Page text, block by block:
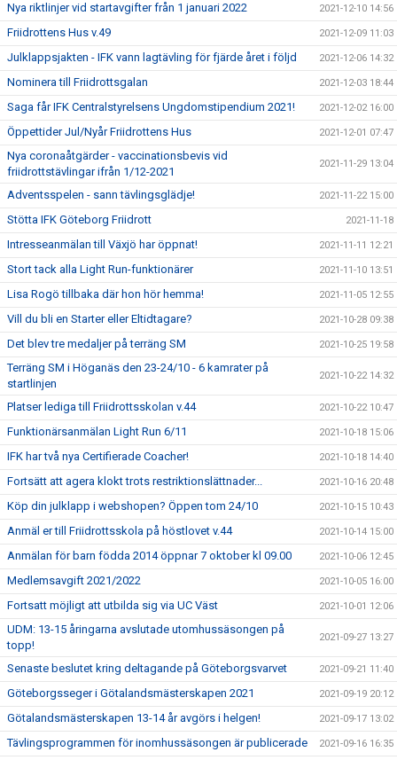
Nya riktlinjer vid startavgifter från 1 januari 2022 2021-12-10 14:56
Friidrottens Hus v.49 2021-12-09 11:03
Julklappsjakten - IFK vann lagtävling för fjärde året i följd 2021-12-06 14:32
Nominera till Friidrottsgalan 2021-12-03 18:44
Saga får IFK Centralstyrelsens Ungdomstipendium 2021! 2021-12-02 16:00
Öppettider Jul/Nyår Friidrottens Hus 2021-12-01 07:47
Nya coronaåtgärder - vaccinationsbevis vid
friidrottstävlingar ifrån 1/12-2021
2021-11-29 13:04
Adventsspelen - sann tävlingsglädje! 2021-11-22 15:00
Stötta IFK Göteborg Friidrott 2021-11-18
Intresseanmälan till Växjö har öppnat! 2021-11-11 12:21
Stort tack alla Light Run-funktionärer 2021-11-10 13:51
Lisa Rogö tillbaka där hon hör hemma! 2021-11-05 12:55
Vill du bli en Starter eller Eltidtagare? 2021-10-28 09:38
Det blev tre medaljer på terräng SM 2021-10-25 19:58
Terräng SM i Höganäs den 23-24/10 - 6 kamrater på
startlinjen
2021-10-22 14:32
Platser lediga till Friidrottsskolan v.44 2021-10-22 10:47
Funktionärsanmälan Light Run 6/11 2021-10-18 15:06
IFK har två nya Certifierade Coacher! 2021-10-18 14:40
Fortsätt att agera klokt trots restriktionslättnader... 2021-10-16 20:48
Köp din julklapp i webshopen? Öppen tom 24/10 2021-10-15 10:43
Anmäl er till Friidrottsskola på höstlovet v.44 2021-10-14 15:00
Anmälan för barn födda 2014 öppnar 7 oktober kl 09.00 2021-10-06 12:45
Medlemsavgift 2021/2022 2021-10-05 16:00
Fortsatt möjligt att utbilda sig via UC Väst 2021-10-01 12:06
UDM: 13-15 åringarna avslutade utomhussäsongen på
topp!
2021-09-27 13:27
Senaste beslutet kring deltagande på Göteborgsvarvet 2021-09-21 11:40
Göteborgsseger i Götalandsmästerskapen 2021 2021-09-19 20:12
Götalandsmästerskapen 13-14 år avgörs i helgen! 2021-09-17 13:02
Tävlingsprogrammen för inomhussäsongen är publicerade 2021-09-16 16:35